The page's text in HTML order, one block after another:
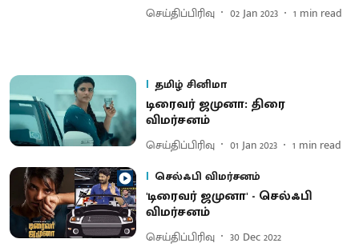
செய்திப்பிரிவு 02 Jan 2023 1 min read
தமிழ் சினிமா
டிரைவர் ஜமுனா: திரை
விமர்சனம்
செய்திப்பிரிவு 01 Jan 2023 1 min read
செல்ஃபி விமர்சனம்
'டிரைவர் ஜமுனா' - செல்ஃபி
விமர்சனம்
செய்திப்பிரிவு
30 Dec 2022